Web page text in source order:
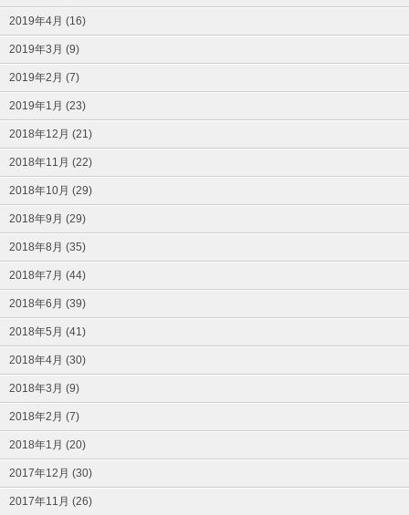
2019年4月 (16)
2019年3月 (9)
2019年2月 (7)
2019年1月 (23)
2018年12月 (21)
2018年11月 (22)
2018年10月 (29)
2018年9月 (29)
2018年8月 (35)
2018年7月 (44)
2018年6月 (39)
2018年5月 (41)
2018年4月 (30)
2018年3月 (9)
2018年2月 (7)
2018年1月 (20)
2017年12月 (30)
2017年11月 (26)